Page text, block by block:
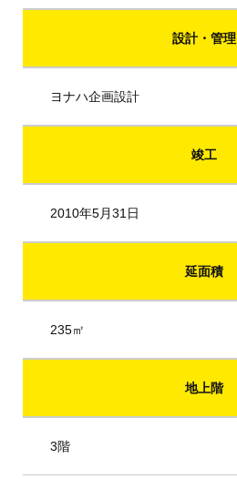
設計・管理
ヨナハ企画設計
竣工
2010年5月31日
延面積
235㎡
地上階
3階